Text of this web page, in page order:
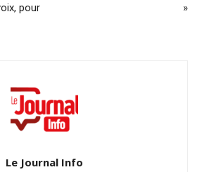
pour
»
Le Journal Info